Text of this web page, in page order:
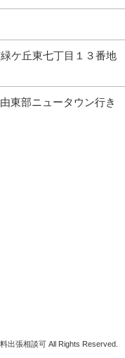
ケ丘東七丁目１３番地
東部ニュータウン行き
出張相談可All Rights Reserved.